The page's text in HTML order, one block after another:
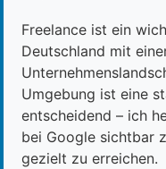
Freelance ist ein
Deutschland mit
Umgebung ist eine
entscheidend – ich
bei Google sichtbar
gezielt zu erreichen.